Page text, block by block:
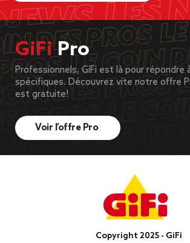
GiFiPro
Professionnels, GiFi est là pour répondre
spécifiques. Découvrez vite notre offre
est gratuite!
Voir l’offre Pro
Copyright 2025 - GiFi